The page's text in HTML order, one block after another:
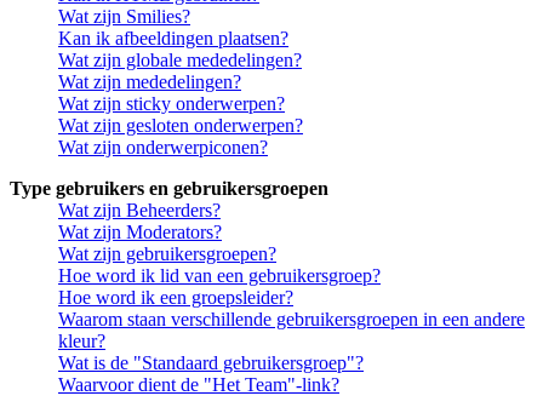
Wat zijn Smilies?
Kan ik afbeeldingen plaatsen?
Wat zijn globale mededelingen?
Wat zijn mededelingen?
Wat zijn sticky onderwerpen?
Wat zijn gesloten onderwerpen?
Wat zijn onderwerpiconen?
Type gebruikers en gebruikersgroepen
Wat zijn Beheerders?
Wat zijn Moderators?
Wat zijn gebruikersgroepen?
Hoe word ik lid van een gebruikersgroep?
Hoe word ik een groepsleider?
Waarom staan verschillende gebruikersgroepen in een andere
kleur?
Wat is de "Standaard gebruikersgroep"?
Waarvoor dient de "Het Team"-link?